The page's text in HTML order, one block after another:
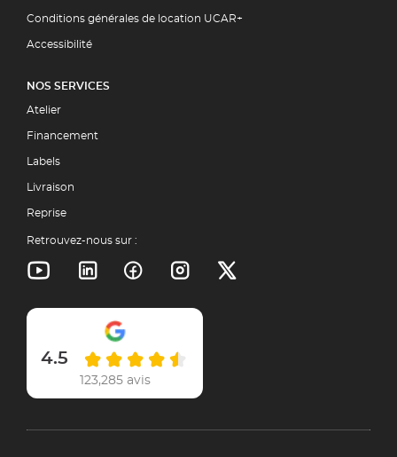
Conditions générales de location UCAR+
Accessibilité
NOS SERVICES
Atelier
Financement
Labels
Livraison
Reprise
Retrouvez-nous sur :
4.5
123,285 avis